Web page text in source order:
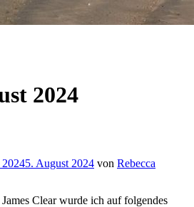
2024
20245. August 2024 von Rebecca
Clear wurde ich auf folgendes